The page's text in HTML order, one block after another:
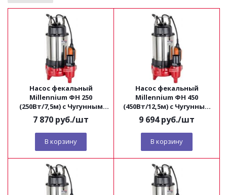
Насос фекальный
Millennium ФН 250
(250Вт/7,5м) с Чугунным
корпусом
7 870 руб./шт
В корзину
Насос фекальный
Millennium ФН 450
(450Вт/12,5м) с Чугунным
корпусом
9 694руб./шт
В корзину